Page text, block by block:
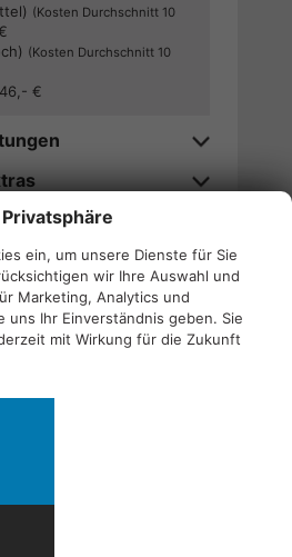
(Kosten Durchschnitt 10
(Kosten Durchschnitt 10
€
rufen Sie an
ein, um unsere Dienste für Sie
wir Ihre Auswahl und
Marketing, Analytics und
uns Ihr Einverständnis geben. Sie
mit Wirkung für die Zukunft